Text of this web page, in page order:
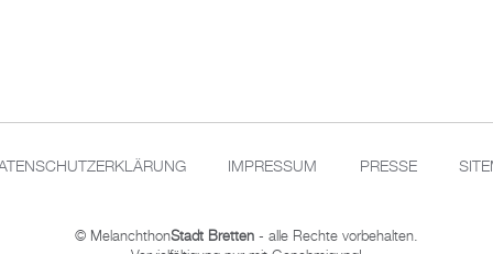
IMPRESSUM PRESSE
© MelanchthonStadt Bretten - alle Rechte vorbehalten.